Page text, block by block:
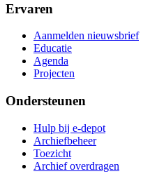
Ervaren
Aanmelden nieuwsbrief
Educatie
Agenda
Projecten
Ondersteunen
Hulp bij e-depot
Archiefbeheer
Toezicht
Archief overdragen